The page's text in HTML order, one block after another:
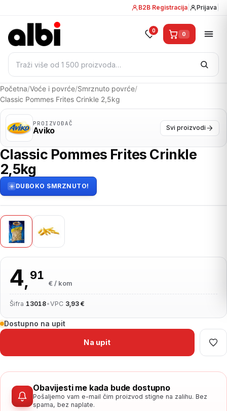
B2B Registracija Prijava
Pretraži:
0 0
Početna/Voće i povrće/Smrznuto povrće/
Classic Pommes Frites Crinkle 2,5kg
PROIZVOĐAČ
Aviko Svi proizvodi
Classic Pommes Frites Crinkle
2,5kg
DUBOKO SMRZNUTO!
4,91
€ / kom
Šifra 13018•VPC 3,93 €
Dostupno na upit
Na upit
Obavijesti me kada bude dostupno
Pošaljemo vam e-mail čim proizvod stigne na zalihu. Bez
spama, bez naplate.